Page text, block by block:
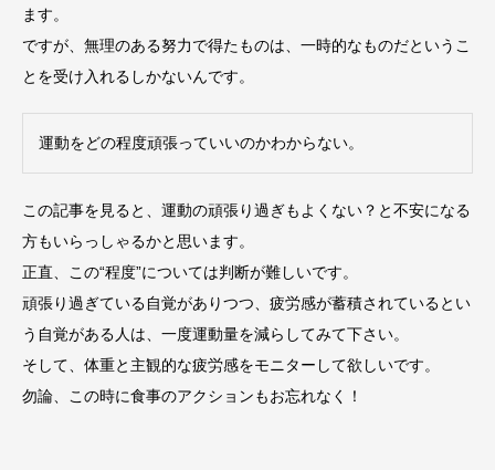
ます。
ですが、無理のある努力で得たものは、一時的なものだというこ
とを受け入れるしかないんです。
運動をどの程度頑張っていいのかわからない。
この記事を見ると、運動の頑張り過ぎもよくない？と不安になる
方もいらっしゃるかと思います。
正直、この“程度”については判断が難しいです。
頑張り過ぎている自覚がありつつ、疲労感が蓄積されているとい
う自覚がある人は、一度運動量を減らしてみて下さい。
そして、体重と主観的な疲労感をモニターして欲しいです。
勿論、この時に食事のアクションもお忘れなく！